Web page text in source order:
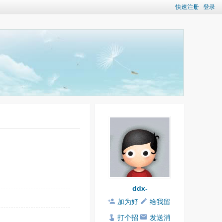
快速注册 登录
ddx-
加为好
友
给我留
言
打个招
发送消